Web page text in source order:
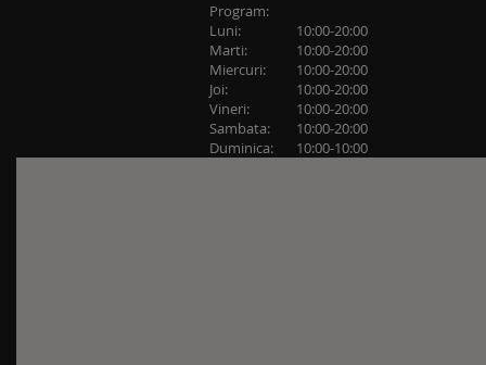
Program:
Luni:
10:00-20:00
Marti:
10:00-20:00
Miercuri:
10:00-20:00
Joi:
10:00-20:00
Vineri:
10:00-20:00
Sambata:
10:00-20:00
Duminica:
10:00-10:00